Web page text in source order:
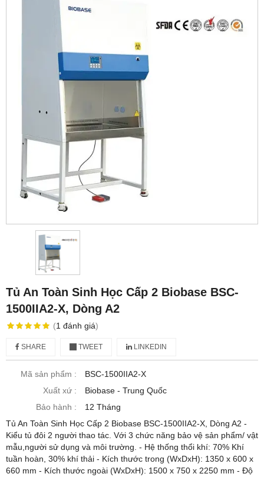
Tủ An Toàn Sinh Học Cấp 2 Biobase BSC-
1500IIA2-X, Dòng A2
(1 đánh giá)
SHARE TWEET LINKEDIN
Mã sản phẩm :
BSC-1500IIA2-X
Xuất xứ :
Biobase - Trung Quốc
Bảo hành :
12 Tháng
Tủ An Toàn Sinh Học Cấp 2 Biobase BSC-1500IIA2-X, Dòng A2 -
Kiểu tủ đôi 2 người thao tác. Với 3 chức năng bảo vệ sản phẩm/ vật
mẫu,người sử dụng và môi trường. - Hệ thống thổi khí: 70% Khí
tuần hoàn, 30% khí thải - Kích thước trong (WxDxH): 1350 x 600 x
660 mm - Kích thước ngoài (WxDxH): 1500 x 750 x 2250 mm - Độ